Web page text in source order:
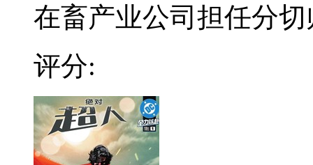
在畜产业公司担任分切
评分: